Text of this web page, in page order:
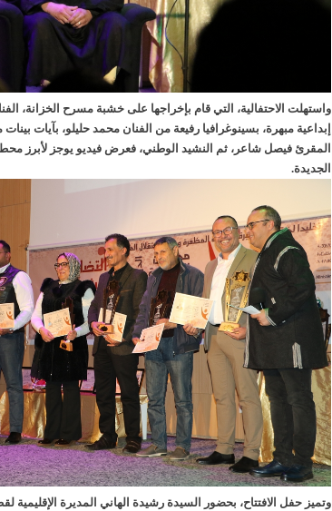
واستهلت الاحتفالية، التي قام بإخراجها على خشبة مسرح الخزانة،
إبداعية مبهرة، بسينوغرافيا رفيعة من الفنان محمد حليلو، بآيات بينات
المقرئ فيصل شاعر، ثم النشيد الوطني، فعرض فيديو يوجز لأبرز
الجديدة.
وتميز حفل الافتتاح، بحضور السيدة رشيدة الهاني المديرة الإقليمية